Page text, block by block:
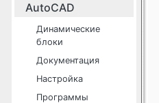
AutoCAD
Динамические
блоки
Документация
Настройка
Программы